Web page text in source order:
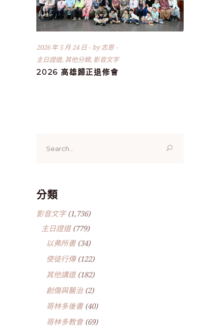
2026 年 5 月 24 日 by志恩
主日證道, 其他分類, 影音文字
2026 高雄歸正退修會
for:
分類
影音文字(1,736)
主日證道(779)
以弗所書(34)
使徒行傳(122)
其他講道(182)
創傷與醫治(2)
哥林多後書(40)
哥林多教會(69)